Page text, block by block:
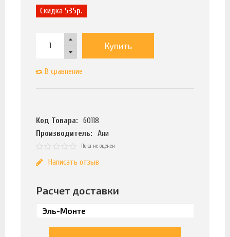
Скидка 535р.
Купить
В сравнение
Код Товара:
60118
Производитель:
Ани
Пока не оценен
Написать отзыв
Расчет доставки